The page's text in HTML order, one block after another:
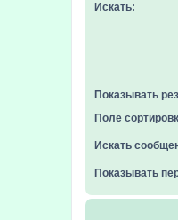
Искать:
Показывать
Поле
Искать
Показывать